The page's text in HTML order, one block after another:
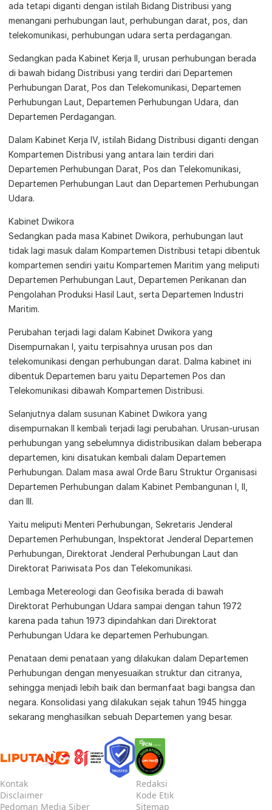
ada tetapi diganti dengan istilah Bidang Distribusi yang
menangani perhubungan laut, perhubungan darat, pos, dan
telekomunikasi, perhubungan udara serta perdagangan.
Sedangkan pada Kabinet Kerja II, urusan perhubungan berada
di bawah bidang Distribusi yang terdiri dari Departemen
Perhubungan Darat, Pos dan Telekomunikasi, Departemen
Perhubungan Laut, Departemen Perhubungan Udara, dan
Departemen Perdagangan.
Dalam Kabinet Kerja IV, istilah Bidang Distribusi diganti dengan
Kompartemen Distribusi yang antara lain terdiri dari
Departemen Perhubungan Darat, Pos dan Telekomunikasi,
Departemen Perhubungan Laut dan Departemen Perhubungan
Udara.
Kabinet Dwikora
Sedangkan pada masa Kabinet Dwikora, perhubungan laut
tidak lagi masuk dalam Kompartemen Distribusi tetapi dibentuk
kompartemen sendiri yaitu Kompartemen Maritim yang meliputi
Departemen Perhubungan Laut, Departemen Perikanan dan
Pengolahan Produksi Hasil Laut, serta Departemen Industri
Maritim.
Perubahan terjadi lagi dalam Kabinet Dwikora yang
Disempurnakan I, yaitu terpisahnya urusan pos dan
telekomunikasi dengan perhubungan darat. Dalma kabinet ini
dibentuk Departemen baru yaitu Departemen Pos dan
Telekomunikasi dibawah Kompartemen Distribusi.
Selanjutnya dalam susunan Kabinet Dwikora yang
disempurnakan II kembali terjadi lagi perubahan. Urusan-urusan
perhubungan yang sebelumnya didistribusikan dalam beberapa
departemen, kini disatukan kembali dalam Departemen
Perhubungan. Dalam masa awal Orde Baru Struktur Organisasi
Departemen Perhubungan dalam Kabinet Pembangunan I, II,
dan III.
Yaitu meliputi Menteri Perhubungan, Sekretaris Jenderal
Departemen Perhubungan, Inspektorat Jenderal Departemen
Perhubungan, Direktorat Jenderal Perhubungan Laut dan
Direktorat Pariwisata Pos dan Telekomunikasi.
Lembaga Metereologi dan Geofisika berada di bawah
Direktorat Perhubungan Udara sampai dengan tahun 1972
karena pada tahun 1973 dipindahkan dari Direktorat
Perhubungan Udara ke departemen Perhubungan.
Penataan demi penataan yang dilakukan dalam Departemen
Perhubungan dengan menyesuaikan struktur dan citranya,
sehingga menjadi lebih baik dan bermanfaat bagi bangsa dan
negara. Konsolidasi yang dilakukan sejak tahun 1945 hingga
sekarang menghasilkan sebuah Departemen yang besar.
Kontak
Redaksi
Disclaimer
Kode Etik
Pedoman Media Siber
Sitemap